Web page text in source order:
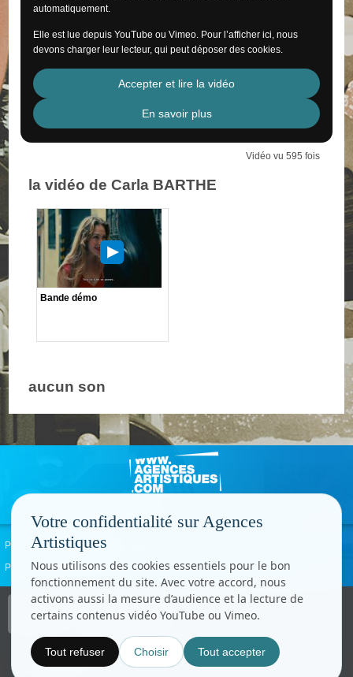
automatiquement.
Elle est lue depuis YouTube ou Vimeo. Pour l’afficher ici, nous
devons charger leur lecteur, qui peut déposer des cookies.
Accepter et lire la vidéo
En savoir plus
Vidéo vu 595 fois
la vidéo de Carla BARTHE
Bande démo
aucun son
Politique de confidentialité
Paramètres cookies
Copyright © CC.Comunication
Tous droits réservés
Votre confidentialité sur Agences
Artistiques
Nous utilisons des cookies essentiels pour le bon
fonctionnement du site. Avec votre accord, nous
activons aussi la mesure d’audience et la lecture de
certains contenus vidéo YouTube ou Vimeo.
Tout refuser Choisir Tout accepter